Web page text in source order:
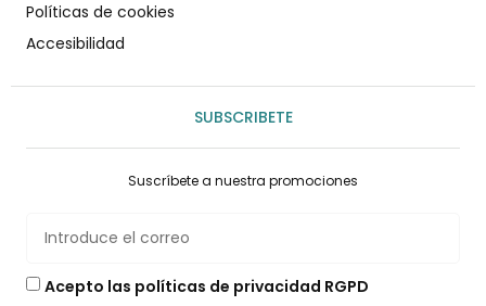
Políticas de cookies
Accesibilidad
SUBSCRIBETE
Suscríbete a nuestra promociones
Acepto las políticas de privacidad RGPD